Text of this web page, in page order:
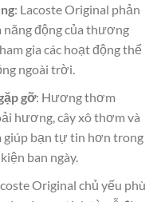
: Lacoste Original phản
động của thương
gia các hoạt động thể
ngoài trời.
gỡ: Hương thơm
hương, cây xô thơm và
bạn tự tin hơn trong
ban ngày.
Original chủ yếu phù